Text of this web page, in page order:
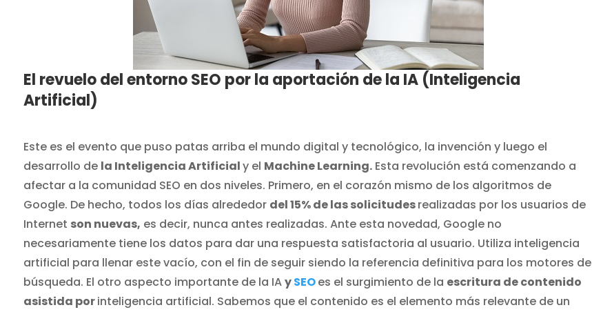
El revuelo del entorno SEO por la aportación de la IA (Inteligencia
Artificial)
Este es el evento que puso patas arriba el mundo digital y tecnológico, la invención y luego el
desarrollo de la Inteligencia Artificialy el Machine Learning.Esta revolución está comenzando a
afectar a la comunidad SEO en dos niveles. Primero, en el corazón mismo de los algoritmos de
Google. De hecho, todos los días alrededor del 15% de las solicitudesrealizadas por los usuarios de
Internet son nuevas, es decir, nunca antes realizadas. Ante esta novedad, Google no
necesariamente tiene los datos para dar una respuesta satisfactoria al usuario. Utiliza inteligencia
artificial para llenar este vacío, con el fin de seguir siendo la referencia definitiva para los motores de
búsqueda. El otro aspecto importante de la IAySEOes el surgimiento de la escritura de contenido
asistida porinteligencia artificial. Sabemos que el contenido es el elemento más relevante de un